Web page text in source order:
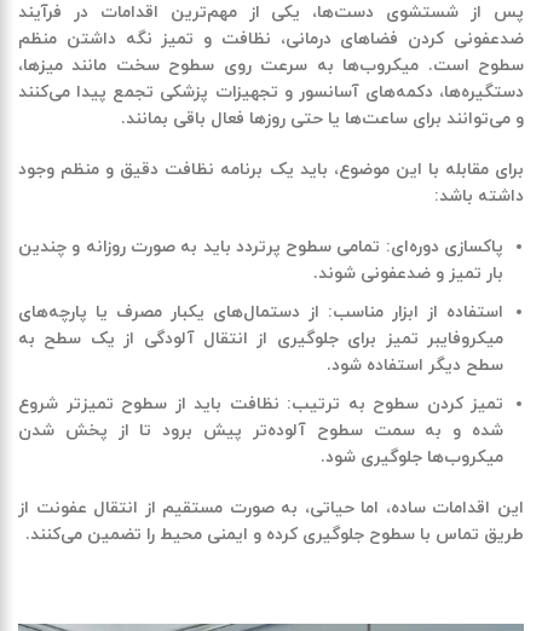
پس از شستشوی دست‌ها، یکی از مهم‌ترین اقدامات در فرآیند
ضدعفونی کردن فضاهای درمانی، نظافت و تمیز نگه داشتن منظم
سطوح است. میکروب‌ها به سرعت روی سطوح سخت مانند میزها،
دستگیره‌ها، دکمه‌های آسانسور و تجهیزات پزشکی تجمع پیدا می‌کنند
و می‌توانند برای ساعت‌ها یا حتی روزها فعال باقی بمانند.
برای مقابله با این موضوع، باید یک برنامه نظافت دقیق و منظم وجود
داشته باشد:
پاکسازی دوره‌ای: تمامی سطوح پرتردد باید به صورت روزانه و چندین
بار تمیز و ضدعفونی شوند.
استفاده از ابزار مناسب: از دستمال‌های یکبار مصرف یا پارچه‌های
میکروفایبر تمیز برای جلوگیری از انتقال آلودگی از یک سطح به
سطح دیگر استفاده شود.
تمیز کردن سطوح به ترتیب: نظافت باید از سطوح تمیزتر شروع
شده و به سمت سطوح آلوده‌تر پیش برود تا از پخش شدن
میکروب‌ها جلوگیری شود.
این اقدامات ساده، اما حیاتی، به صورت مستقیم از انتقال عفونت از
طریق تماس با سطوح جلوگیری کرده و ایمنی محیط را تضمین می‌کنند.